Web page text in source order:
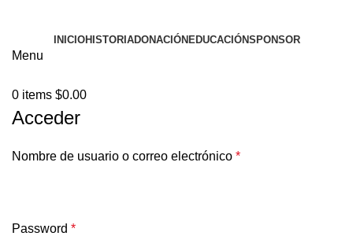
INICIOHISTORIADONACIÓN EDUCACIÓNSPONSOR
Menu
0 items $0.00
Acceder
Nombre de usuario o correo electrónico *
Password *